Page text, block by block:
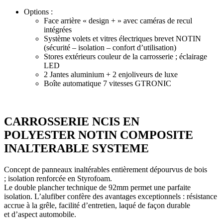
Options :
Face arrière « design + » avec caméras de recul
intégrées
Système volets et vitres électriques brevet NOTIN
(sécurité – isolation – confort d’utilisation)
Stores extérieurs couleur de la carrosserie ; éclairage
LED
2 Jantes aluminium + 2 enjoliveurs de luxe
Boîte automatique 7 vitesses GTRONIC
CARROSSERIE NCIS EN
POLYESTER NOTIN COMPOSITE
INALTERABLE SYSTEME
Concept de panneaux inaltérables entièrement dépourvus de bois
; isolation renforcée en Styrofoam.
Le double plancher technique de 92mm permet une parfaite
isolation. L’alufiber confère des avantages exceptionnels : résistance
accrue à la grêle, facilité d’entretien, laqué de façon durable
et d’aspect automobile.